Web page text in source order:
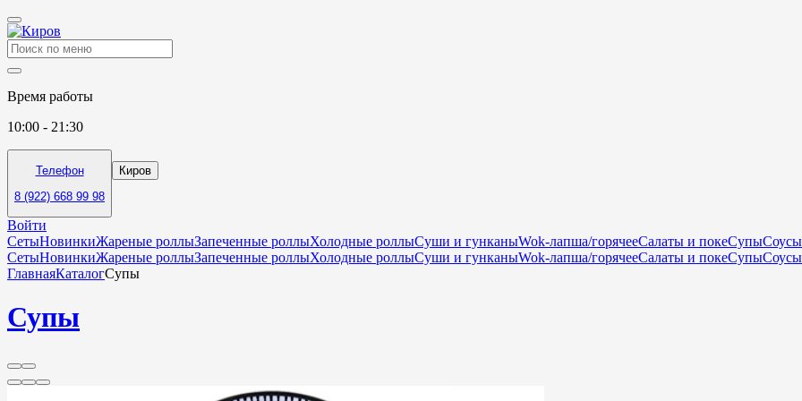
Время работы
10:00 - 21:30
Телефон
8 (922) 668 99 98
Киров
Войти
СетыНовинкиЖареные роллыЗапеченные роллыХолодные роллыСуши и гунканыWok-лапша/горячееСалаты и покеСупыСоусы
СетыНовинкиЖареные роллыЗапеченные роллыХолодные роллыСуши и гунканыWok-лапша/горячееСалаты и покеСупыСоусы
ГлавнаяКаталогСупы
Супы